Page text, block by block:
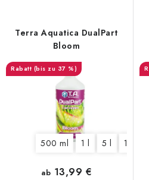
d
u
i
e
Terra Aquatica DualPart
Bloom
(bis zu 37 %)
500 ml 1 l 5 l 10 l
ab 13,99 €